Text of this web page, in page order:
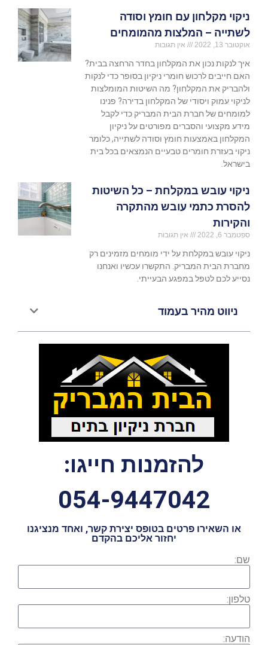
ניווט מהיר בעמוד
להזמנות חייגו:
054-9447042
או השאירו פרטים בטופס יצירת קשר, ואחד מנציגנו
יחזור אליכם בהקדם
שם:
טלפון:
הודעה:
ניקוי מקלחון עם חומץ וסודה
לשתייה – המלצות מהמומחים
אוקטובר 13, 2022 אין תגובות
איך לנקות נכון את המקלחון בחדר הרחצה בבית?
האם חייבים לרכוש חומרי ניקיון בסופר כדי לנקות
ולהבריק את המקלחון? מה השיטות המומלצות
לניקוי עמוק ויסודי של המקלחון בדירה? פנינו
למומחים של חברת הבית המבריק כדי לקבל
מידע מקצועי והסברים מפורטים על ניקיון
המקלחון באמצעות חומץ וסודה לשתייה, כלומר
ניקוי בעזרת חומרים טבעיים הנמצאים בכל בית
בישראל.
ניקוי עובש במקלחת – כל השיטות
להסרת כתמי עובש מהתקרה
והקירות
ספטמבר 6, 2022 אין תגובות
ניקוי עובש במקלחת על ידי מומחים מזמינים רק
מחברת הבית המבריק. התקשרו עכשיו ואנחנו
נסייע לכם לטפל במפגע הבעייתי.